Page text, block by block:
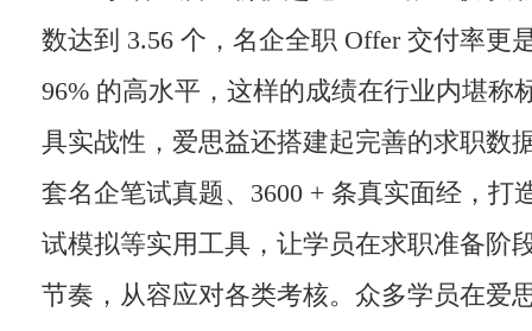
数达到 3.56 个，名企全职 Offer 交付率更
96% 的高水平，这样的成绩在行业内堪称
具实战性，爱思益还搭建起完善的求职数
套名企笔试真题、3600 + 条真实面经，打
试模拟等实用工具，让学员在求职准备阶
节奏，从容应对各类考核。众多学员在爱